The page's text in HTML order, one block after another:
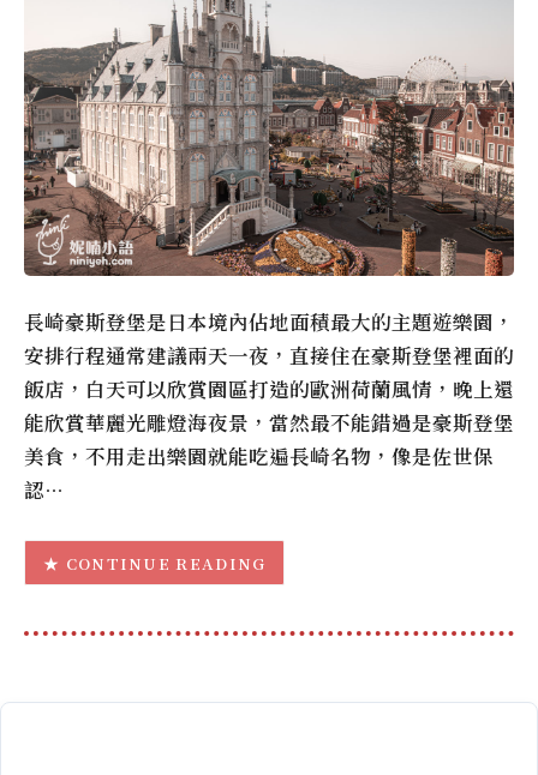
長崎豪斯登堡是日本境內佔地面積最大的主題遊樂園，
安排行程通常建議兩天一夜，直接住在豪斯登堡裡面的
飯店，白天可以欣賞園區打造的歐洲荷蘭風情，晚上還
能欣賞華麗光雕燈海夜景，當然最不能錯過是豪斯登堡
美食，不用走出樂園就能吃遍長崎名物，像是佐世保
認…
CONTINUE READING